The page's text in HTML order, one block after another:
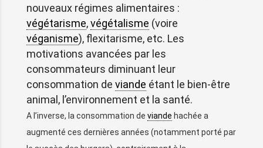
nouveaux régimes alimentaires :
végétarisme,végétalisme (voire
véganisme), flexitarisme, etc. Les
motivations avancées par les
consommateurs diminuant leur
consommation de viande étant le bien-être
animal, l’environnement et la santé.
A l’inverse, la consommation de viande hachée a
augmenté ces dernières années (notamment porté par